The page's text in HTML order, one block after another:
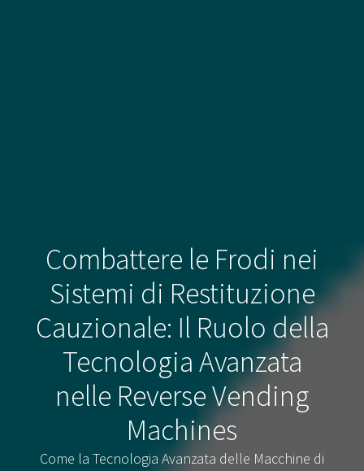
Combattere le Frodi nei
Sistemi di Restituzione
Cauzionale: Il Ruolo della
Tecnologia Avanzata
nelle Reverse Vending
Machines
Come la Tecnologia Avanzata delle Macchine di